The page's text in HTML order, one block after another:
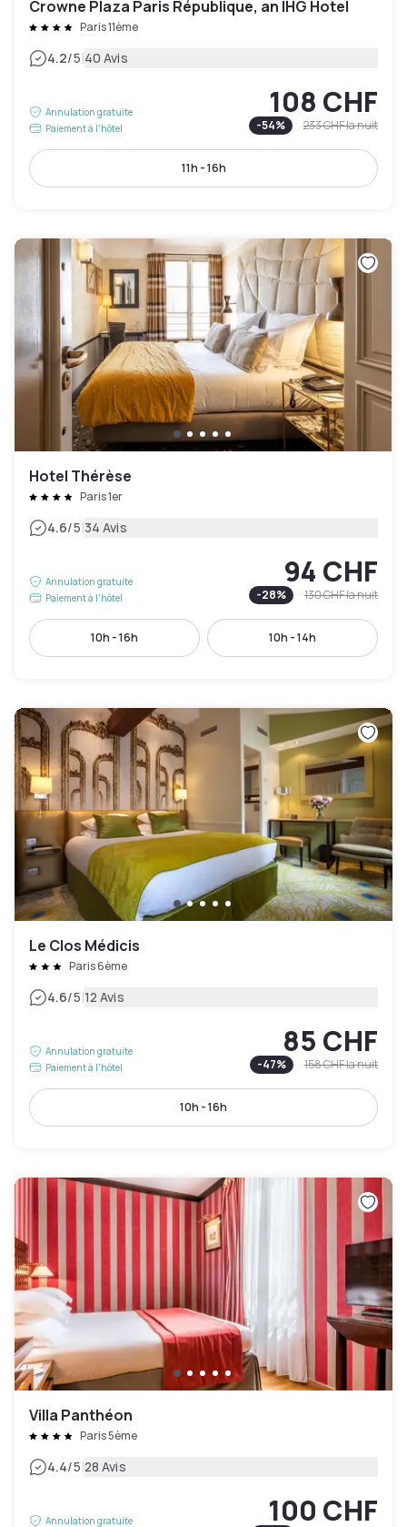
Crowne Plaza Paris République, an IHG Hotel
Paris 11ème
4.2/5|40 Avis
Annulation gratuite
Paiement à l'hôtel
108 CHF
-54% 233 CHFla nuit
11h - 16h
Hotel Thérèse
Paris 1er
4.6/5|34 Avis
Annulation gratuite
Paiement à l'hôtel
94 CHF
-28% 130 CHFla nuit
10h - 16h 10h - 14h
Le Clos Médicis
Paris 6ème
4.6/5|12 Avis
Annulation gratuite
Paiement à l'hôtel
85 CHF
-47% 158 CHFla nuit
10h - 16h
Villa Panthéon
Paris 5ème
4.4/5|28 Avis
Annulation gratuite
100 CHF